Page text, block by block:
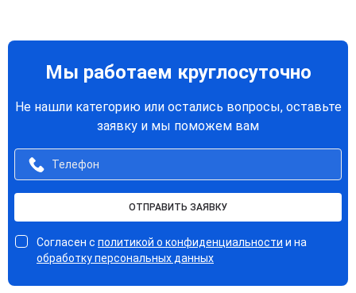
Мы работаем круглосуточно
Не нашли категорию или остались вопросы, оставьте
заявку и мы поможем вам
ОТПРАВИТЬ ЗАЯВКУ
Согласен с политикой о конфиденциальности и на
обработку персональных данных